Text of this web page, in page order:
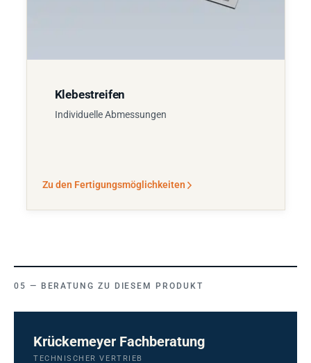
Klebestreifen
Individuelle Abmessungen
Zu den Fertigungsmöglichkeiten
BERATUNG ZU DIESEM PRODUKT
Krückemeyer Fachberatung
TECHNISCHER VERTRIEB